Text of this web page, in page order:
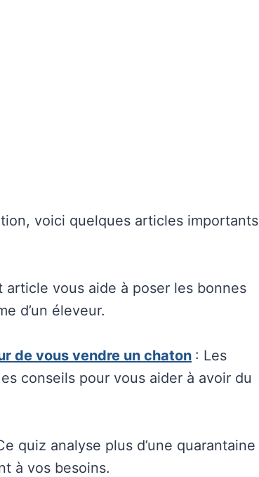
voici quelques articles importants
article vous aide à poser les bonnes
d’un éleveur.
de vous vendre un chaton : Les
conseils pour vous aider à avoir du
quiz analyse plus d’une quarantaine
à vos besoins.